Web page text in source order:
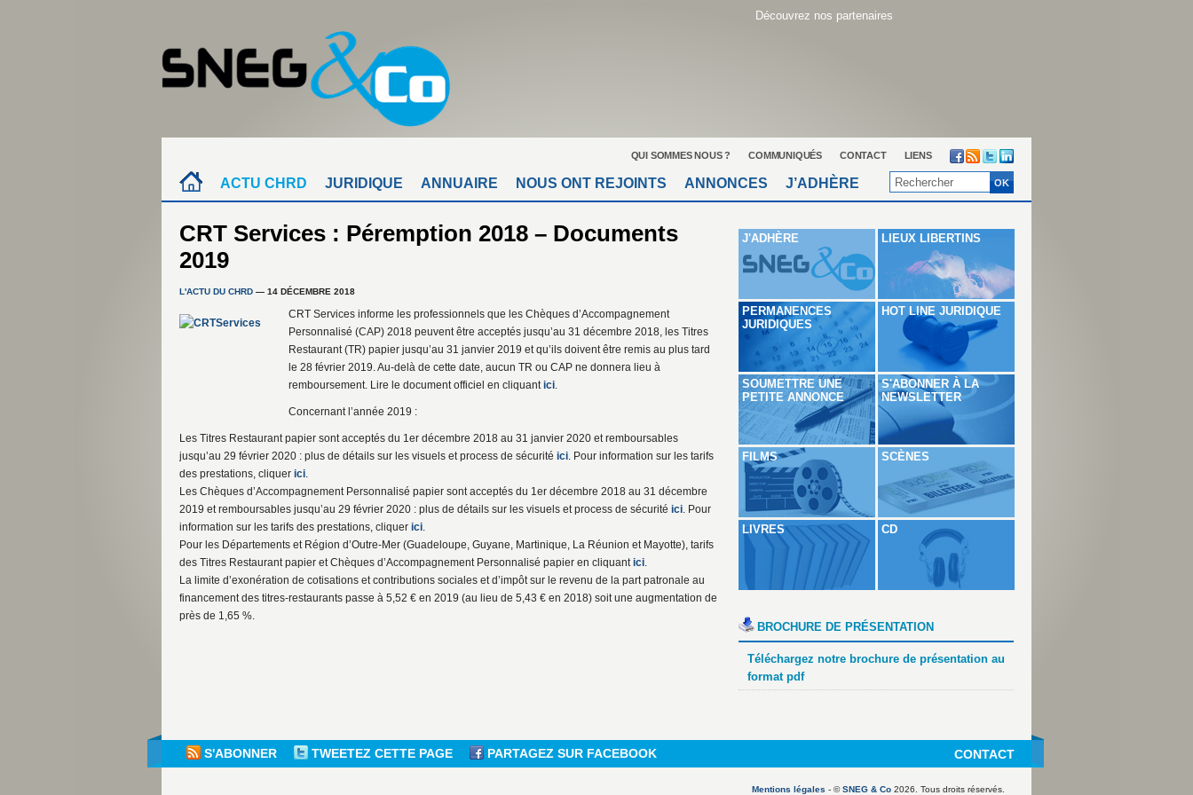
Découvrez nos partenaires
QUI SOMMES NOUS ? COMMUNIQUÉS CONTACT LIENS
ACTU CHRD JURIDIQUE ANNUAIRE NOUS ONT REJOINTS ANNONCES J’ADHÈRE
CRT Services : Péremption 2018 – Documents
2019
L'ACTU DU CHRD — 14 DÉCEMBRE 2018
CRT Services informe les professionnels que les Chèques d’Accompagnement
Personnalisé (CAP) 2018 peuvent être acceptés jusqu’au 31 décembre 2018, les Titres
Restaurant (TR) papier jusqu’au 31 janvier 2019 et qu’ils doivent être remis au plus tard
le 28 février 2019. Au-delà de cette date, aucun TR ou CAP ne donnera lieu à
remboursement. Lire le document officiel en cliquantici.
Concernant l’année 2019 :
Les Titres Restaurant papier sont acceptés du 1er décembre 2018 au 31 janvier 2020 et remboursables
jusqu’au 29 février 2020 : plus de détails sur les visuels et process de sécurité ici. Pour information sur les tarifs
des prestations, cliquer ici.
Les Chèques d’Accompagnement Personnalisé papier sont acceptés du 1er décembre 2018 au 31 décembre
2019 et remboursables jusqu’au 29 février 2020 : plus de détails sur les visuels et process de sécurité ici. Pour
information sur les tarifs des prestations, cliquer ici.
Pour les Départements et Région d’Outre-Mer (Guadeloupe, Guyane, Martinique, La Réunion et Mayotte), tarifs
des Titres Restaurant papier et Chèques d’Accompagnement Personnalisé papier en cliquantici.
La limite d’exonération de cotisations et contributions sociales et d’impôt sur le revenu de la part patronale au
financement des titres-restaurants passe à 5,52 € en 2019 (au lieu de 5,43 € en 2018) soit une augmentation de
près de 1,65 %.
J'ADHÈRE LIEUX LIBERTINS
PERMANENCES
JURIDIQUES
HOT LINE JURIDIQUE
SOUMETTRE UNE
PETITE ANNONCE
S'ABONNER À LA
NEWSLETTER
FILMS SCÈNES
LIVRES CD
BROCHURE DE PRÉSENTATION
Téléchargez notre brochure de présentation au
format pdf
S'ABONNER TWEETEZ CETTE PAGE PARTAGEZ SUR FACEBOOK CONTACT
Mentions légales - ©SNEG & Co 2026. Tous droits réservés.